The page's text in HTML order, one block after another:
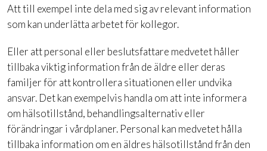
Att till exempel inte dela med sig av relevant information
som kan underlätta arbetet för kollegor.
Eller att personal eller beslutsfattare medvetet håller
tillbaka viktig information från de äldre eller deras
familjer för att kontrollera situationen eller undvika
ansvar. Det kan exempelvis handla om att inte informera
om hälsotillstånd, behandlingsalternativ eller
förändringar i vårdplaner. Personal kan medvetet hålla
tillbaka information om en äldres hälsotillstånd från den